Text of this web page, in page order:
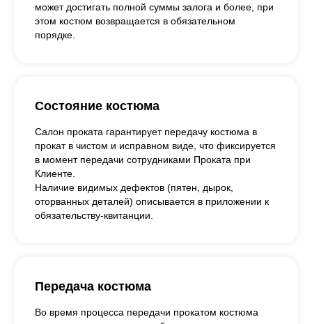
может достигать полной суммы залога и более, при
этом костюм возвращается в обязательном
порядке.
Состояние костюма
Салон проката гарантирует передачу костюма в
прокат в чистом и исправном виде, что фиксируется
в момент передачи сотрудниками Проката при
Клиенте.
Наличие видимых дефектов (пятен, дырок,
оторванных деталей) описывается в приложении к
обязательству-квитанции.
Передача костюма
Во время процесса передачи прокатом костюма